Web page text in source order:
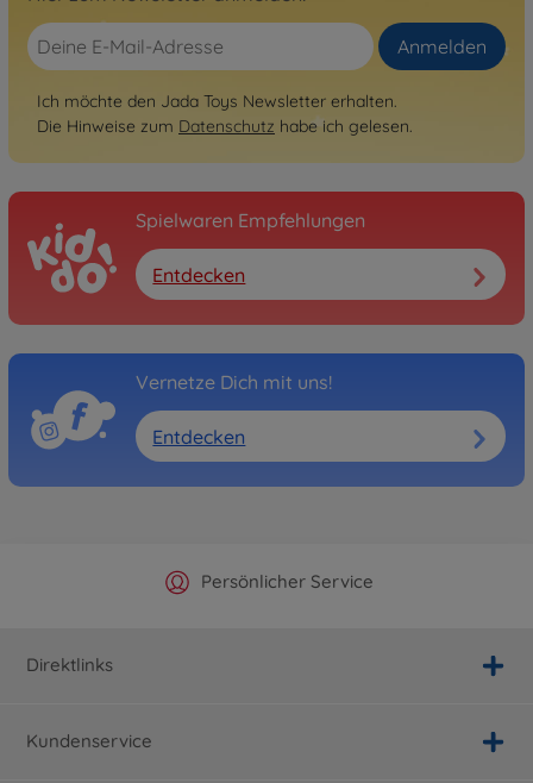
Anmelden
Ich möchte den Jada Toys Newsletter erhalten.
Die Hinweise zum Datenschutz habe ich gelesen.
Spielwaren Empfehlungen
Entdecken
Vernetze Dich mit uns!
Entdecken
Offizieller Hersteller Shop
Persönlicher Service
Versandkostenfrei ab 25€
Schnelle Lieferung
Direktlinks
Kundenservice